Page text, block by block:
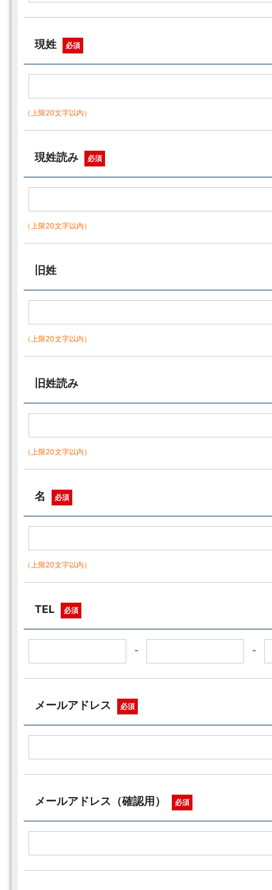
現姓 必須
（上限20文字以内）
現姓読み 必須
（上限20文字以内）
旧姓
（上限20文字以内）
旧姓読み
（上限20文字以内）
名 必須
（上限20文字以内）
TEL 必須
- -
メールアドレス 必須
メールアドレス（確認用） 必須